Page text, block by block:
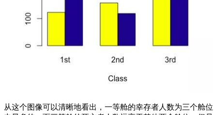
从这个图像可以清晰地看出，一等舱的幸存者人数为三个舱位